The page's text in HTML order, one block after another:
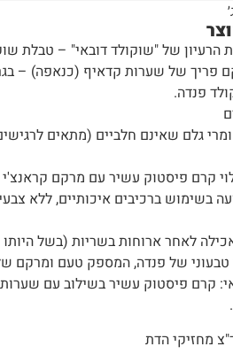
של "שוקולד דובאי" – טבלת
פריך של שערות קדאיף (כנאפה) –
פנדה.
גלם שאינם חלביים (מתאים
קרם פיסטוק עשיר עם מרקם
בשימוש ברכיבים איכותיים, ללא
לאחר ארוחות בשריות (בשל היותו
טבעוני של פנדה, המספק טעם ומרקם
קרם פיסטוק עשיר בשילוב עם
מחזיקי הדת